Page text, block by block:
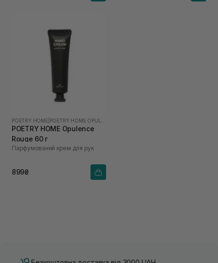
POETRY HOME
POETRY HOME Opulence
Rouge 60 г
Парфумований крем для рук
899₴